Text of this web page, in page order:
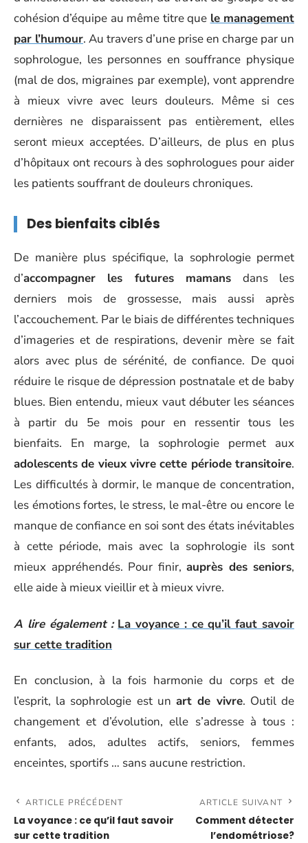
cohésion d’équipe au même titre que le management
par l’humour. Au travers d’une prise en charge par un
sophrologue, les personnes en souffrance physique
(mal de dos, migraines par exemple), vont apprendre
à mieux vivre avec leurs douleurs. Même si ces
dernières ne disparaissent pas entièrement, elles
seront mieux acceptées. D’ailleurs, de plus en plus
d’hôpitaux ont recours à des sophrologues pour aider
les patients souffrant de douleurs chroniques.
Des bienfaits ciblés
De manière plus spécifique, la sophrologie permet
d’accompagner les futures mamans dans les
derniers mois de grossesse, mais aussi après
l’accouchement. Par le biais de différentes techniques
d’imageries et de respirations, devenir mère se fait
alors avec plus de sérénité, de confiance. De quoi
réduire le risque de dépression postnatale et de baby
blues. Bien entendu, mieux vaut débuter les séances
à partir du 5e mois pour en ressentir tous les
bienfaits. En marge, la sophrologie permet aux
adolescents de vieux vivre cette période transitoire.
Les difficultés à dormir, le manque de concentration,
les émotions fortes, le stress, le mal-être ou encore le
manque de confiance en soi sont des états inévitables
à cette période, mais avec la sophrologie ils sont
mieux appréhendés. Pour finir, auprès des seniors,
elle aide à mieux vieillir et à mieux vivre.
A lire également : La voyance : ce qu’il faut savoir
sur cette tradition
En conclusion, à la fois harmonie du corps et de
l’esprit, la sophrologie est unart de vivre. Outil de
changement et d’évolution, elle s’adresse à tous :
enfants, ados, adultes actifs, seniors, femmes
enceintes, sportifs … sans aucune restriction.
ARTICLE PRÉCÉDENT
La voyance : ce qu’il faut savoir
sur cette tradition
ARTICLE SUIVANT
Comment détecter
l’endométriose?